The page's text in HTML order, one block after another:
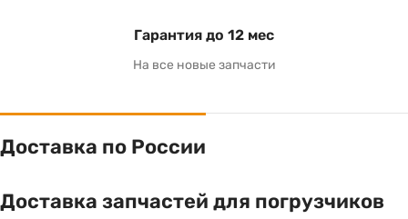
Гарантия до 12 мес
На все новые запчасти
Доставка по России
Доставка запчастей для погрузчиков